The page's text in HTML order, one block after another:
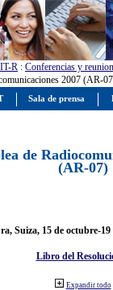
R : Conferencias y
2007 (AR-
de
(AR-07)
Suiza, 15 de octubre-19
Libro del
Expandir todo
Sala de prensa